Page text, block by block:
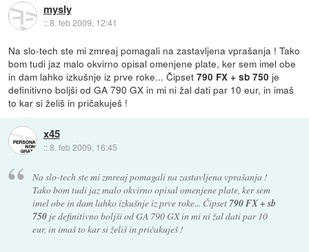
mysly
::8. feb 2009, 12:41
Na slo-tech ste mi zmreaj pomagali na zastavljena vprašanja ! Tako
bom tudi jaz malo okvirno opisal omenjene plate, ker sem imel obe
in dam lahko izkušnje iz prve roke... Čipset790 FX + sb 750 je
definitivno boljši od GA 790 GX in mi ni žal dati par 10 eur, in imaš
to kar si želiš in pričakuješ !
x45
::8. feb 2009, 16:45
Na slo-tech ste mi zmreaj pomagali na zastavljena vprašanja !
Tako bom tudi jaz malo okvirno opisal omenjene plate, ker sem
imel obe in dam lahko izkušnje iz prve roke... Čipset 790 FX + sb
750je definitivno boljši od GA 790 GX in mi ni žal dati par 10
eur, in imaš to kar si želiš in pričakuješ !